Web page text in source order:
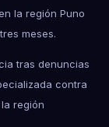
la región Puno
meses.
tras denuncias
contra
región